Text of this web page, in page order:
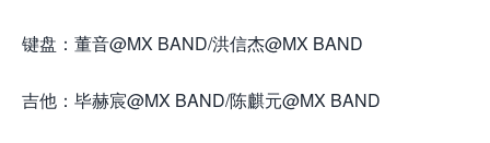
键盘：董音@MX BAND/洪信杰@MX BAND
吉他：毕赫宸@MX BAND/陈麒元@MX BAND